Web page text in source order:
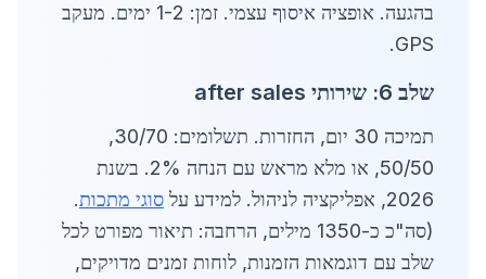
בהגעה. אופציה איסוף עצמי. זמן: 1-2 ימים. מעקב
GPS.
שלב 6: שירותי after sales
תמיכה 30 יום, החזרות. תשלומים: 30/70,
50/50, או מלא מראש עם הנחה 2%. בשנת
2026, אפליקציה לניהול. למידע על
סוגי מתכות.
(סה"כ כ-1350 מילים, הרחבה: תיאור מפורט לכל
שלב עם דוגמאות הזמנות, לוחות זמנים מדויקים,